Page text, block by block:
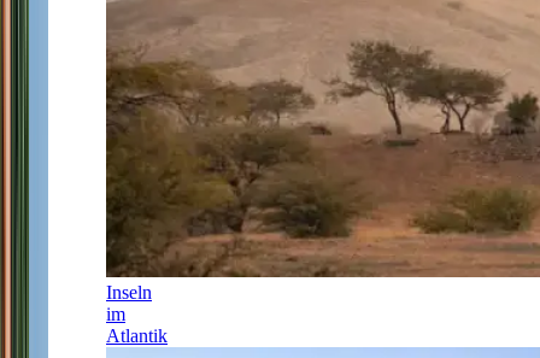
Inseln
im
Atlantik